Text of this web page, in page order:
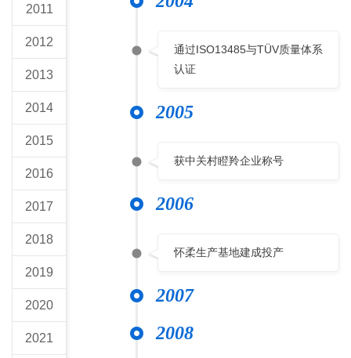
2011
2012
2013
2014
2015
2016
2017
2018
2019
2020
2021
通过ISO13485与TÜV质量体系
认证
2005
获中关村瞪羚企业称号
2006
怀柔生产基地建成投产
2007
2008